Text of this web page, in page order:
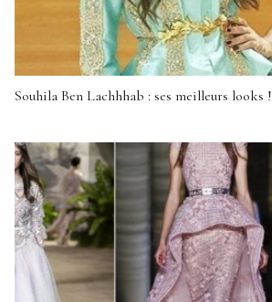
Souhila Ben Lachhhab : ses meilleurs looks !